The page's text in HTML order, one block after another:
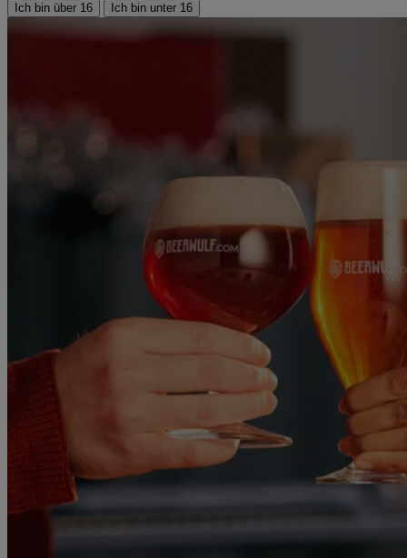
Ich bin über 16 Ich bin unter 16